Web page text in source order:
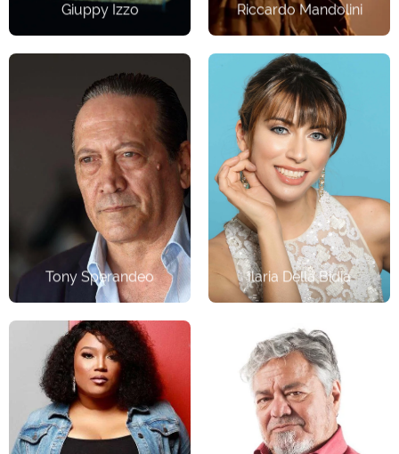
Giuppy Izzo Riccardo Mandolini
Tony Sperandeo
Attore
Ilaria Della Bidia
Cantante